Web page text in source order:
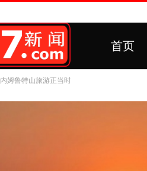
首页
内姆鲁特山旅游正当时